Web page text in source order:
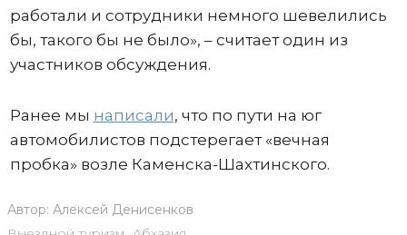
работали и сотрудники немного шевелились
бы, такого бы не было», – считает один из
участников обсуждения.
Ранее мы написали, что по пути на юг
автомобилистов подстерегает «вечная
пробка» возле Каменска-Шахтинского.
Автор: Алексей Денисенков